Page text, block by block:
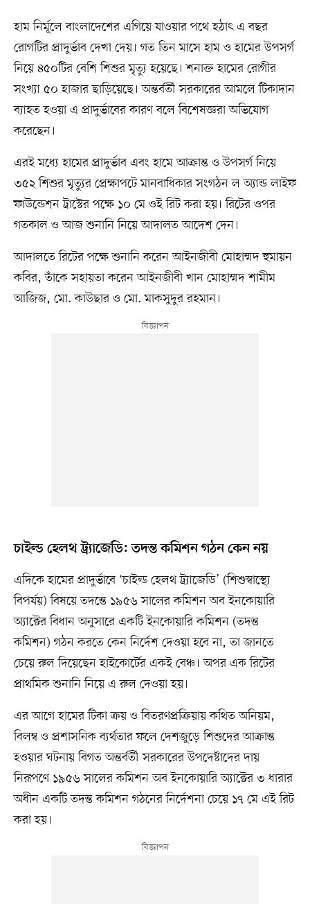
হাম নির্মূলে বাংলাদেশের এগিয়ে যাওয়ার পথে হঠাৎ এ বছর
রোগটির প্রাদুর্ভাব দেখা দেয়। গত তিন মাসে হাম ও হামের উপসর্গ
নিয়ে ৪৫০টির বেশি শিশুর মৃত্যু হয়েছে। শনাক্ত হামের রোগীর
সংখ্যা ৫০ হাজার ছাড়িয়েছে। অন্তর্বর্তী সরকারের আমলে টিকাদান
ব্যাহত হওয়া এ প্রাদুর্ভাবের কারণ বলে বিশেষজ্ঞরা অভিযোগ
করেছেন।
এরই মধ্যে হামের প্রাদুর্ভাব এবং হামে আক্রান্ত ও উপসর্গ নিয়ে
৩৫২ শিশুর মৃত্যুর প্রেক্ষাপটে মানবাধিকার সংগঠন ল অ্যান্ড লাইফ
ফাউন্ডেশন ট্রাস্টের পক্ষে ১০ মে ওই রিট করা হয়। রিটের ওপর
গতকাল ও আজ শুনানি নিয়ে আদালত আদেশ দেন।
আদালতে রিটের পক্ষে শুনানি করেন আইনজীবী মোহাম্মদ হুমায়ন
কবির, তাঁকে সহায়তা করেন আইনজীবী খান মোহাম্মদ শামীম
আজিজ, মো. কাউছার ও মো. মাকসুদুর রহমান।
চাইল্ড হেলথ ট্র্যাজেডি: তদন্ত কমিশন গঠন কেন নয়
এদিকে হামের প্রাদুর্ভাবে ‘চাইল্ড হেলথ ট্র্যাজেডি’ (শিশুস্বাস্থ্যে
বিপর্যয়) বিষয়ে তদন্তে ১৯৫৬ সালের কমিশন অব ইনকোয়ারি
অ্যাক্টের বিধান অনুসারে একটি ইনকোয়ারি কমিশন (তদন্ত
কমিশন) গঠন করতে কেন নির্দেশ দেওয়া হবে না, তা জানতে
চেয়ে রুল দিয়েছেন হাইকোর্টের একই বেঞ্চ। অপর এক রিটের
প্রাথমিক শুনানি নিয়ে এ রুল দেওয়া হয়।
এর আগে হামের টিকা ক্রয় ও বিতরণপ্রক্রিয়ায় কথিত অনিয়ম,
বিলম্ব ও প্রশাসনিক ব্যর্থতার ফলে দেশজুড়ে শিশুদের আক্রান্ত
হওয়ার ঘটনায় বিগত অন্তর্বর্তী সরকারের উপদেষ্টাদের দায়
নিরূপণে ১৯৫৬ সালের কমিশন অব ইনকোয়ারি অ্যাক্টের ৩ ধারার
অধীন একটি তদন্ত কমিশন গঠনের নির্দেশনা চেয়ে ১৭ মে এই রিট
করা হয়।